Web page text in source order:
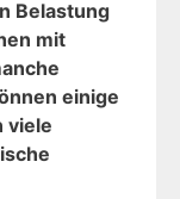
Belastung
mit
einige
viele